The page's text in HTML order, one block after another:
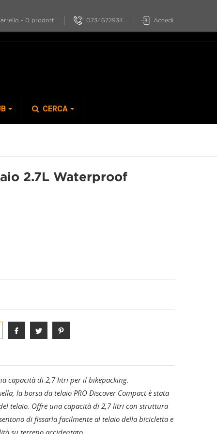
- 0 prodotti 0734672934 Accedi
CERCA
2.7L Waterproof
capacità di 2,7 litri per il bikepacking.
la borsa da telaio PRO Discover Compact è stata
telaio. Offre una capacità di 2,7 litri con struttura
di fissarla facilmente al telaio della bicicletta e
su terreno accidentato.